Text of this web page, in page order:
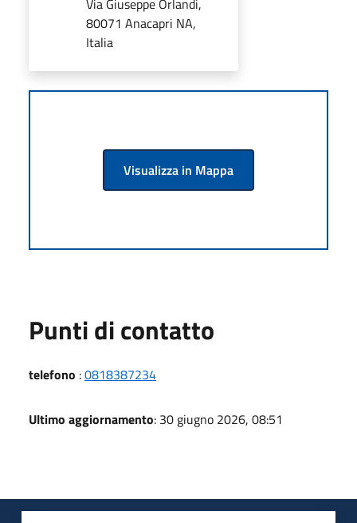
80071 Anacapri NA,
Italia
Visualizza in Mappa
Punti di contatto
telefono :0818387234
Ultimo aggiornamento: 30 giugno 2026, 08:51